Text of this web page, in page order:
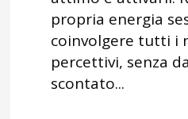
propria energia
coinvolgere tutti i
percettivi, senza
scontato...